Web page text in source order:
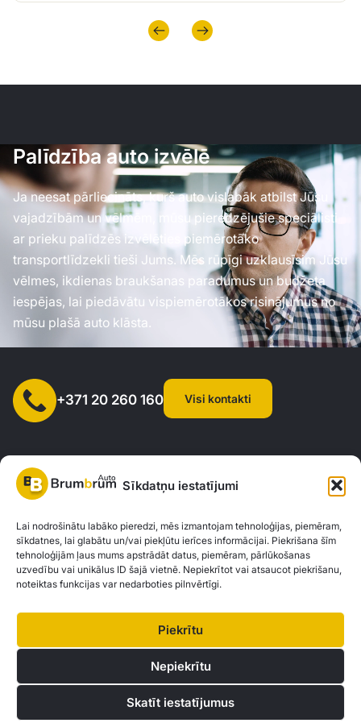
Sīkdatņu iestatījumi
Lai nodrošinātu labāko pieredzi, mēs izmantojam tehnoloģijas, piemēram,
sīkdatnes, lai glabātu un/vai piekļūtu ierīces informācijai. Piekrišana šīm
tehnoloģijām ļaus mums apstrādāt datus, piemēram, pārlūkošanas
uzvedību vai unikālus ID šajā vietnē. Nepiekrītot vai atsaucot piekrišanu,
noteiktas funkcijas var nedarboties pilnvērtīgi.
Piekrītu
Nepiekrītu
Skatīt iestatījumus
Palīdzība auto izvēlē
Ja neesat pārliecināts, kurš auto vislabāk atbilst Jūsu
vajadzībām un vēlmēm, mūsu pieredzējušie speciālisti
ar prieku palīdzēs izvēlēties piemērotāko
transportlīdzekli tieši Jums. Mēs rūpīgi uzklausīsim Jūsu
vēlmes, ikdienas braukšanas paradumus un budžeta
iespējas, lai piedāvātu vispiemērotākos risinājumus no
mūsu plašā auto klāsta.
+371 20 260 160 Visi kontakti
SIA "AUTOCLICK", Reģ. Nr. 40203371960, Adrese: Mazjumpravas
iela 77, Rīga, LV-1063 |20260160
Privātuma politikaKontakti
Brum Brum Auto nav finanšu iestāde, bet sadarbojas ar vairākām bankām un
piedāvājam konsultācijas un atbalstu, lai atrastu vislabākos finanšu risinājumus,
kas atbilst jūsu individuālajām vajadzībām un iespējām.